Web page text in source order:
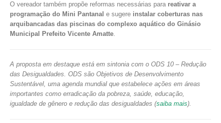
O vereador também propõe reformas necessárias para reativar a
programação do Mini Pantanal e sugere instalar coberturas nas
arquibancadas das piscinas do complexo aquático do Ginásio
Municipal Prefeito Vicente Amatte.
A proposta em destaque está em sintonia com o ODS 10 – Redução
das Desigualdades. ODS são Objetivos de Desenvolvimento
Sustentável, uma agenda mundial que estabelece ações em áreas
importantes como erradicação da pobreza, saúde, educação,
igualdade de gênero e redução das desigualdades (saiba mais).